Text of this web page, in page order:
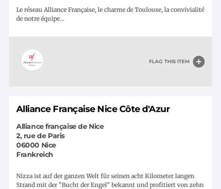
FLAG THIS ITEM
Le réseau Alliance Française, le charme de Toulouse, la convivialité
de notre équipe...
Alliance Française Nice Côte d'Azur
Alliance française de Nice
2, rue de Paris
06000 Nice
Frankreich
Nizza ist auf der ganzen Welt für seinen acht Kilometer langen
Strand mit der "Bucht der Engel" bekannt und profitiert von zehn